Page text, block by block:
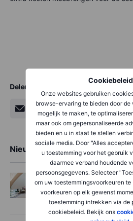
Cookiebeleid
Onze websites gebruiken
browse-ervaring te bieden door de
mogelijk te maken, te
maar ook om gepersonaliseerde
bieden en u in staat te stellen
sociale media. Door "Alles
u toestemming voor het gebruik
daarmee verband houdende
persoonsgegevens. Selecteer
om uw toestemmingsvoorkeuren
voorkeuren op elk gewenst
toestemming intrekken via de
cookiebeleid. Bekijk ons
Delen
Nieuwste artikelen
Aandelen
2026-
Xior toont zijn
kotenmarkt